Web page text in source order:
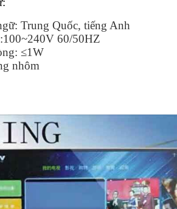
Trung Quốc, tiếng Anh
60/50HZ
≤1W
nhôm